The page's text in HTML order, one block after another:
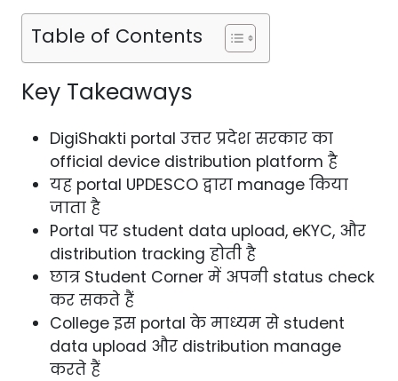
Table of Contents
Key Takeaways
DigiShakti portal उत्तर प्रदेश सरकार का
official device distribution platform है
यह portal UPDESCO द्वारा manage किया
जाता है
Portal पर student data upload, eKYC, और
distribution tracking होती है
छात्र Student Corner में अपनी status check
कर सकते हैं
College इस portal के माध्यम से student
data upload और distribution manage
करते हैं